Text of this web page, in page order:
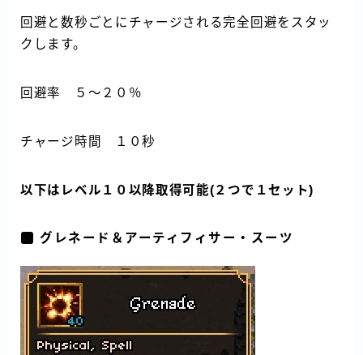
回避と数秒ごとにチャージされる完全回避をスタッ
クします。
回避率 ５～２０％
チャージ時間 １０秒
以下はレベル１０以降取得可能(２つで１セット)
グレネード＆アーティフィサー・スーツ